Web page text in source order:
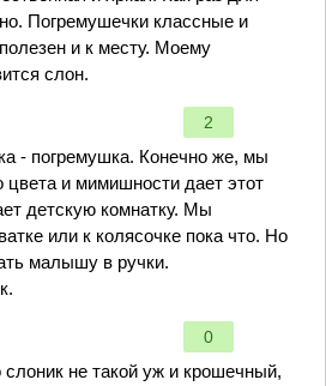
Погремушечки классные и
и к месту. Моему
слон.
2
- погремушка. Конечно же, мы
цвета и мимишности дает этот
детскую комнатку. Мы
или к колясочке пока что. Но
малышу в ручки.
0
слоник не такой уж и крошечный,